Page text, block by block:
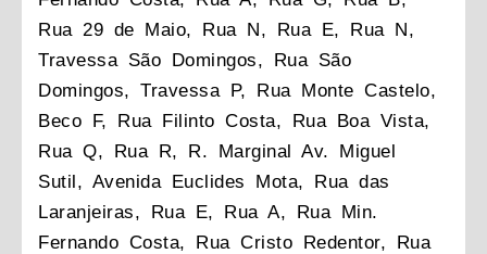
Rua 29 de Maio, Rua N, Rua E, Rua N,
Travessa São Domingos, Rua São
Domingos, Travessa P, Rua Monte Castelo,
Beco F, Rua Filinto Costa, Rua Boa Vista,
Rua Q, Rua R, R. Marginal Av. Miguel
Sutil, Avenida Euclides Mota, Rua das
Laranjeiras, Rua E, Rua A, Rua Min.
Fernando Costa, Rua Cristo Redentor, Rua